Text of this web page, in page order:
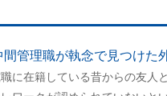
管理職が執念で見つけた
に在籍している昔からの友人